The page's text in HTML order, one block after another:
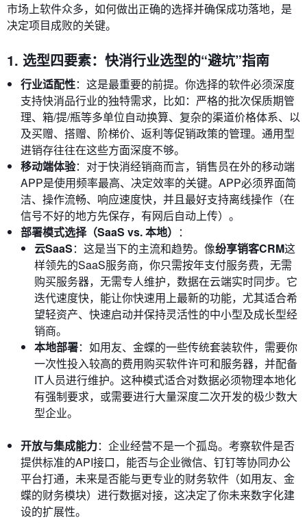
市场上软件众多，如何做出正确的选择并确保成功落地，是
决定项目成败的关键。
1. 选型四要素：快消行业选型的“避坑”指南
行业适配性：这是最重要的前提。你选择的软件必须深度
支持快消品行业的独特需求，比如：严格的批次保质期管
理、箱/提/瓶等多单位自动换算、复杂的渠道价格体系、以
及买赠、搭赠、阶梯价、返利等促销政策的管理。通用型
进销存往往在这些方面深度不够。
移动端体验：对于快消经销商而言，销售员在外的移动端
APP是使用频率最高、决定效率的关键。APP必须界面简
洁、操作流畅、响应速度快，并且最好支持离线操作（在
信号不好的地方先保存，有网后自动上传）。
部署模式选择（SaaS vs. 本地） ：
云SaaS：这是当下的主流和趋势。像纷享销客CRM这
样领先的SaaS服务商，你只需按年支付服务费，无需
购买服务器，无需专人维护，数据在云端实时同步。它
迭代速度快，能让你快速用上最新的功能，尤其适合希
望轻资产、快速启动并保持灵活性的中小型及成长型经
销商。
本地部署：如用友、金蝶的一些传统套装软件，需要你
一次性投入较高的费用购买软件许可和服务器，并配备
IT人员进行维护。这种模式适合对数据必须物理本地化
有强制要求，或需要进行大量深度二次开发的极少数大
型企业。
开放与集成能力：企业经营不是一个孤岛。考察软件是否
提供标准的API接口，能否与企业微信、钉钉等协同办公
平台打通，未来是否能与更专业的财务软件（如用友、金
蝶的财务模块）进行数据对接，这决定了你未来数字化建
设的扩展性。